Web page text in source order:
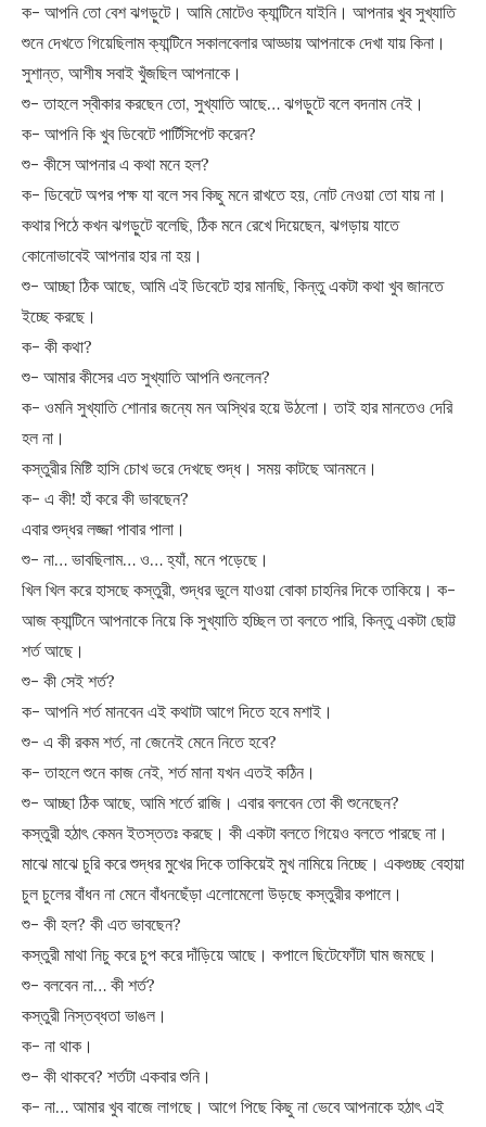
ক- আপনি তো বেশ ঝগড়ুটে। আমি মোটেও ক্যান্টিনে যাইনি। আপনার খুব সুখ্যাতি
শুনে দেখতে গিয়েছিলাম ক্যান্টিনে সকালবেলার আড্ডায় আপনাকে দেখা যায় কিনা।
সুশান্ত, আশীষ সবাই খুঁজছিল আপনাকে।
শু- তাহলে স্বীকার করছেন তো, সুখ্যাতি আছে… ঝগড়ুটে বলে বদনাম নেই।
ক- আপনি কি খুব ডিবেটে পার্টিসিপেট করেন?
শু- কীসে আপনার এ কথা মনে হল?
ক- ডিবেটে অপর পক্ষ যা বলে সব কিছু মনে রাখতে হয়, নোট নেওয়া তো যায় না।
কথার পিঠে কখন ঝগড়ুটে বলেছি, ঠিক মনে রেখে দিয়েছেন, ঝগড়ায় যাতে
কোনোভাবেই আপনার হার না হয়।
শু- আচ্ছা ঠিক আছে, আমি এই ডিবেটে হার মানছি, কিন্তু একটা কথা খুব জানতে
ইচ্ছে করছে।
ক- কী কথা?
শু- আমার কীসের এত সুখ্যাতি আপনি শুনলেন?
ক- ওমনি সুখ্যাতি শোনার জন্যে মন অস্থির হয়ে উঠলো। তাই হার মানতেও দেরি
হল না।
কস্তুরীর মিষ্টি হাসি চোখ ভরে দেখছে শুদ্ধ। সময় কাটছে আনমনে।
ক- এ কী! হাঁ করে কী ভাবছেন?
এবার শুদ্ধর লজ্জা পাবার পালা।
শু- না… ভাবছিলাম… ও… হ্যাঁ, মনে পড়েছে।
খিল খিল করে হাসছে কস্তুরী, শুদ্ধর ভুলে যাওয়া বোকা চাহনির দিকে তাকিয়ে। ক-
আজ ক্যান্টিনে আপনাকে নিয়ে কি সুখ্যাতি হচ্ছিল তা বলতে পারি, কিন্তু একটা ছোট্ট
শর্ত আছে।
শু- কী সেই শর্ত?
ক- আপনি শর্ত মানবেন এই কথাটা আগে দিতে হবে মশাই।
শু- এ কী রকম শর্ত, না জেনেই মেনে নিতে হবে?
ক- তাহলে শুনে কাজ নেই, শর্ত মানা যখন এতই কঠিন।
শু- আচ্ছা ঠিক আছে, আমি শর্তে রাজি। এবার বলবেন তো কী শুনেছেন?
কস্তুরী হঠাৎ কেমন ইতস্ততঃ করছে। কী একটা বলতে গিয়েও বলতে পারছে না।
মাঝে মাঝে চুরি করে শুদ্ধর মুখের দিকে তাকিয়েই মুখ নামিয়ে নিচ্ছে। একগুচ্ছ বেহায়া
চুল চুলের বাঁধন না মেনে বাঁধনছেঁড়া এলোমেলো উড়ছে কস্তুরীর কপালে।
শু- কী হল? কী এত ভাবছেন?
কস্তুরী মাথা নিচু করে চুপ করে দাঁড়িয়ে আছে। কপালে ছিটেফোঁটা ঘাম জমছে।
শু- বলবেন না… কী শর্ত?
কস্তুরী নিস্তব্ধতা ভাঙল।
ক- না থাক।
শু- কী থাকবে? শর্তটা একবার শুনি।
ক- না… আমার খুব বাজে লাগছে। আগে পিছে কিছু না ভেবে আপনাকে হঠাৎ এই